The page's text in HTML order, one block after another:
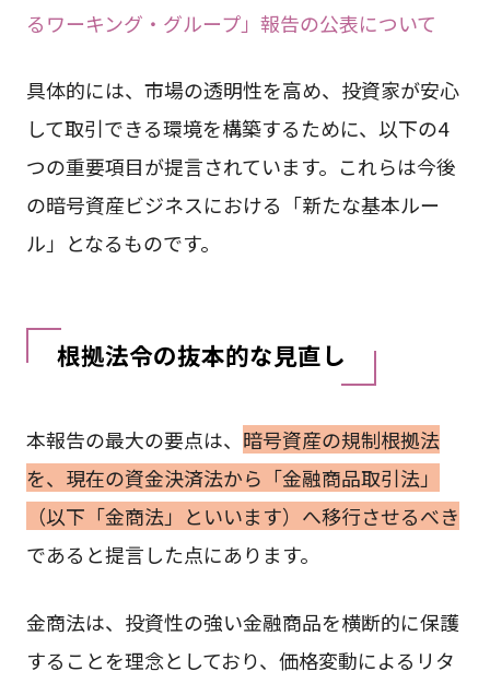
るワーキング・グループ」報告の公表について
具体的には、市場の透明性を高め、投資家が安心
して取引できる環境を構築するために、以下の4
つの重要項目が提言されています。これらは今後
の暗号資産ビジネスにおける「新たな基本ルー
ル」となるものです。
根拠法令の抜本的な見直し
本報告の最大の要点は、 暗号資産の規制根拠法
を、現在の資金決済法から「金融商品取引法」
（以下「金商法」といいます）へ移行させるべき
であると提言した点にあります。
金商法は、投資性の強い金融商品を横断的に保護
することを理念としており、価格変動によるリタ